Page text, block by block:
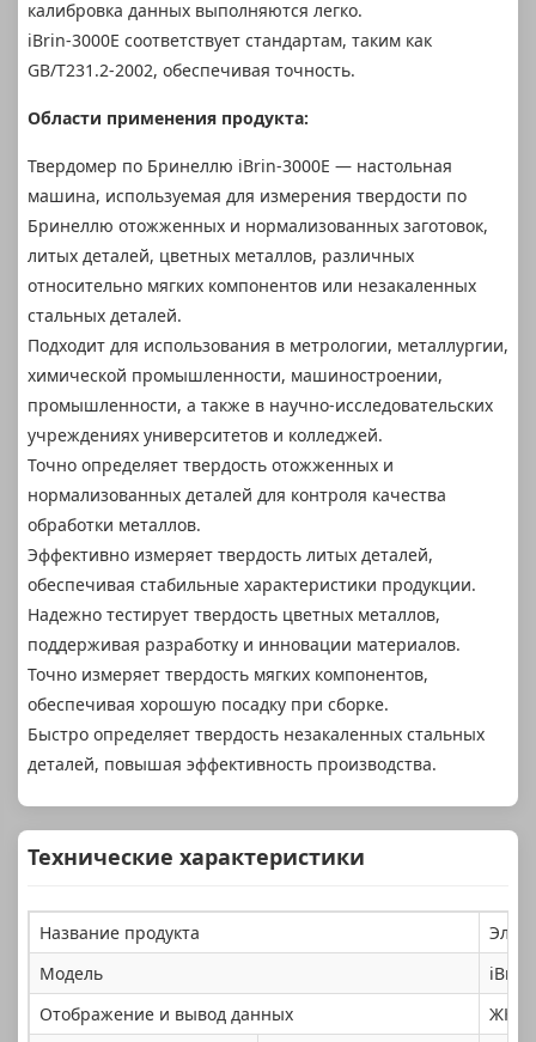
калибровка данных выполняются легко.
iBrin-3000E соответствует стандартам, таким как
GB/T231.2-2002, обеспечивая точность.
Области применения продукта:
Твердомер по Бринеллю iBrin-3000E — настольная
машина, используемая для измерения твердости по
Бринеллю отожженных и нормализованных заготовок,
литых деталей, цветных металлов, различных
относительно мягких компонентов или незакаленных
стальных деталей.
Подходит для использования в метрологии, металлургии,
химической промышленности, машиностроении,
промышленности, а также в научно-исследовательских
учреждениях университетов и колледжей.
Точно определяет твердость отожженных и
нормализованных деталей для контроля качества
обработки металлов.
Эффективно измеряет твердость литых деталей,
обеспечивая стабильные характеристики продукции.
Надежно тестирует твердость цветных металлов,
поддерживая разработку и инновации материалов.
Точно измеряет твердость мягких компонентов,
обеспечивая хорошую посадку при сборке.
Быстро определяет твердость незакаленных стальных
деталей, повышая эффективность производства.
Технические характеристики
Название продукта
Модель
iBrin-
Отображение и вывод данных
ЖК-